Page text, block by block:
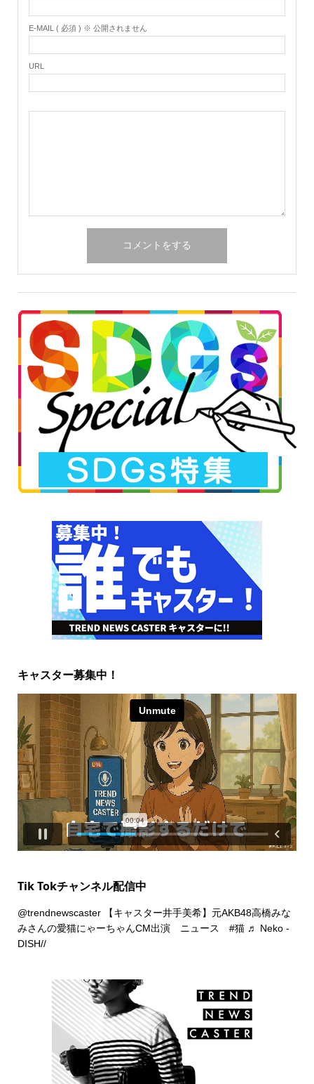
E-MAIL ( 必須 ) ※ 公開されません
URL
キャスター募集中！
Tik Tokチャンネル配信中
@trendnewscaster【キャスター井手美希】元AKB48高橋みな
みさんの愛猫にゃーちゃんCM出演 ニュース #猫 ♬ Neko -
DISH//